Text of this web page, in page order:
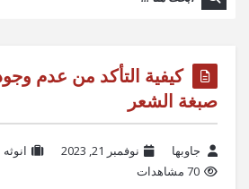
كيفية التأكد من عدم
صبغة الشعر
جاوبها نوفمبر 21, 2023 انوثه
70 مشاهدات